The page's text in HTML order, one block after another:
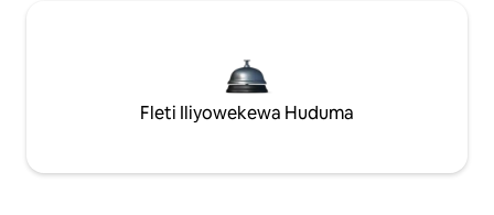
Fleti Iliyowekewa Huduma